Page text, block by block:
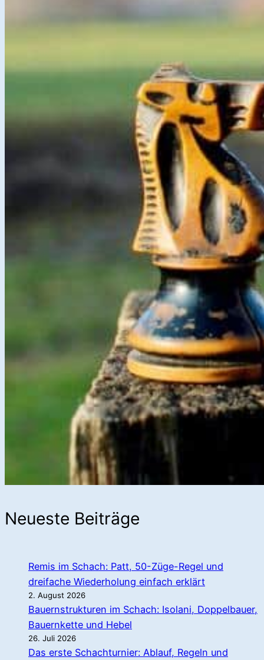
Neueste Beiträge
Remis im Schach: Patt, 50-Züge-Regel und
dreifache Wiederholung einfach erklärt
2. August 2026
Bauernstrukturen im Schach: Isolani, Doppelbauer,
Bauernkette und Hebel
26. Juli 2026
Das erste Schachturnier: Ablauf, Regeln und